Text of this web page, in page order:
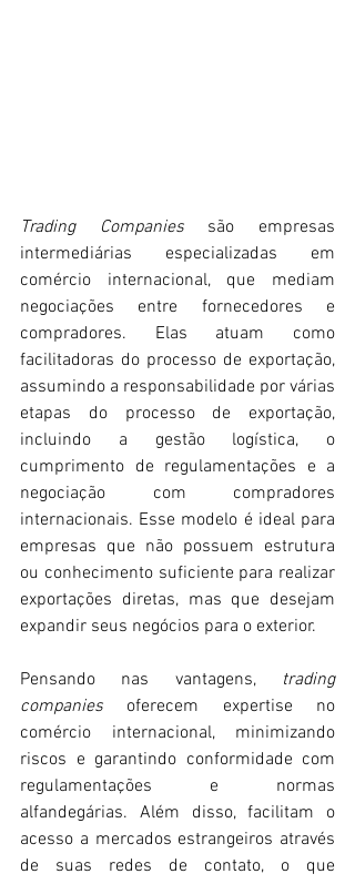
Trading Companies são empresas
intermediárias especializadas em
comércio internacional, que mediam
negociações entre fornecedores e
compradores. Elas atuam como
facilitadoras do processo de exportação,
assumindo a responsabilidade por várias
etapas do processo de exportação,
incluindo a gestão logística, o
cumprimento de regulamentações e a
negociação com compradores
internacionais. Esse modelo é ideal para
empresas que não possuem estrutura
ou conhecimento suficiente para realizar
exportações diretas, mas que desejam
expandir seus negócios para o exterior.
Pensando nas vantagens, trading
companies oferecem expertise no
comércio internacional, minimizando
riscos e garantindo conformidade com
regulamentações e normas
alfandegárias. Além disso, facilitam o
acesso a mercados estrangeiros através
de suas redes de contato, o que